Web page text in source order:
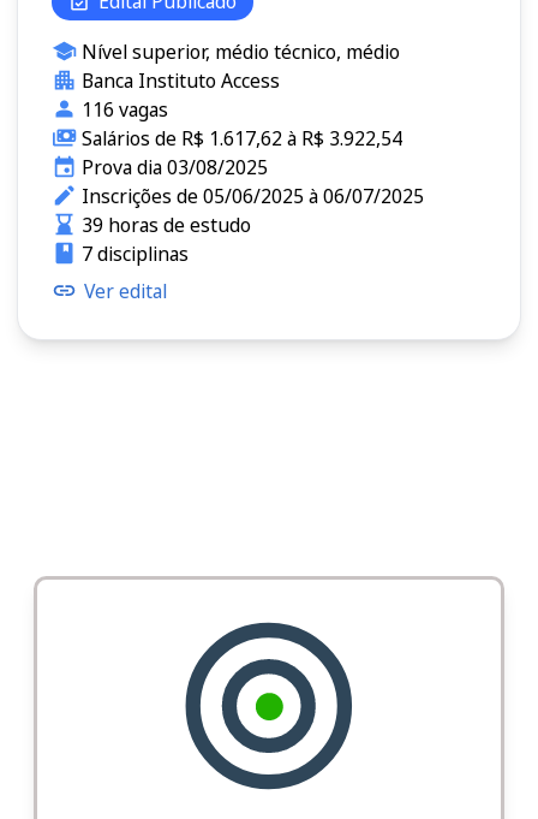
Nível superior, médio técnico, médio
Banca Instituto Access
116 vagas
Salários de R$ 1.617,62 à R$ 3.922,54
Prova dia 03/08/2025
Inscrições de 05/06/2025 à 06/07/2025
39 horas de estudo
7 disciplinas
Ver edital